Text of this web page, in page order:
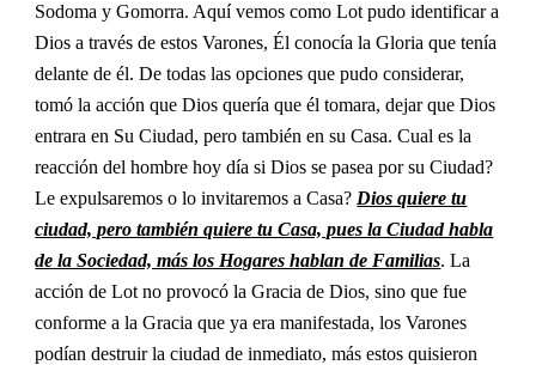
Sodoma y Gomorra. Aquí vemos como Lot pudo identificar a
Dios a través de estos Varones, Él conocía la Gloria que tenía
delante de él. De todas las opciones que pudo considerar,
tomó la acción que Dios quería que él tomara, dejar que Dios
entrara en Su Ciudad, pero también en su Casa. Cual es la
reacción del hombre hoy día si Dios se pasea por su Ciudad?
Le expulsaremos o lo invitaremos a Casa? Dios quiere tu
ciudad, pero también quiere tu Casa, pues la Ciudad habla
de la Sociedad, más los Hogares hablan de Familias. La
acción de Lot no provocó la Gracia de Dios, sino que fue
conforme a la Gracia que ya era manifestada, los Varones
podían destruir la ciudad de inmediato, más estos quisieron